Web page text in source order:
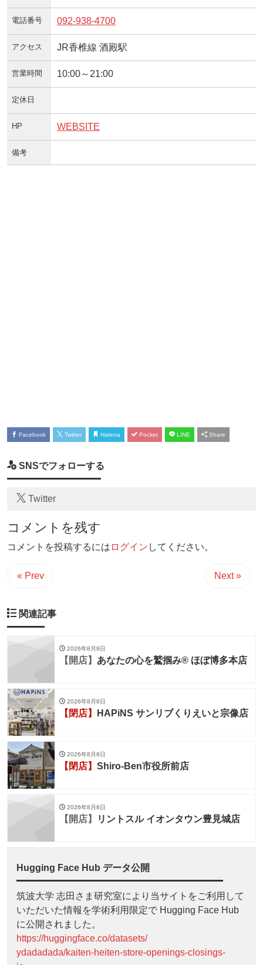
電話番号 092-938-4700
アクセス JR香椎線 酒殿駅
営業時間 10:00～21:00
定休日
HP WEBSITE
備考
Facebook Twitter Hatena Pocket LINE Share
SNSでフォローする
Twitter
コメントを残す
コメントを投稿するには ログイン してください。
« Prev Next »
関連記事
2026年8月9日
【開店】 あなたの心を鷲掴み® ほぼ博多本店
2026年8月8日
【閉店】 HAPiNS サンリブくりえいと宗像店
2026年8月8日
【閉店】 Shiro-Ben市役所前店
2026年8月8日
【開店】 リントスル イオンタウン豊見城店
Hugging Face Hub データ公開
筑波大学 志田さま研究室により当サイトをご利用して
いただいた情報を学術利用限定で Hugging Face Hub
に公開されました。
https://huggingface.co/datasets/
ydadadada/kaiten-heiten-store-openings-closings-